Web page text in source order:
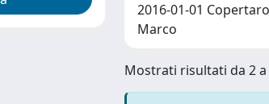
2016-01-01
Marco
Mostrati risultati da 2 a